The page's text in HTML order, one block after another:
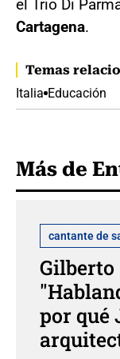
el Trio Di
Cartagena.
Temas
Italia Educación
Más de
cantante de
Gilberto
por qué